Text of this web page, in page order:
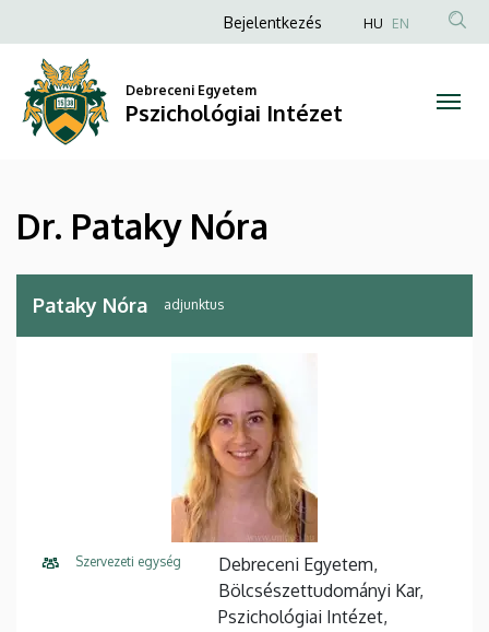
Pataky
Nóra
Pszichológiai
Intézet
a
tartalomra
Anonim
fiók
menüje
Bejelentkezés HU EN
Debreceni Egyetem
Pszichológiai Intézet
Dr. Pataky Nóra
Pataky Nóra adjunktus
Szervezeti egység
Debreceni Egyetem,
Bölcsészettudományi Kar,
Pszichológiai Intézet,